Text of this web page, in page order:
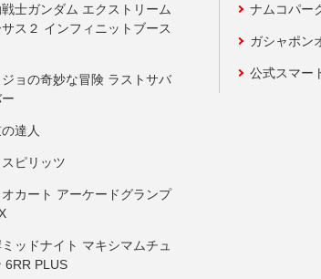
士ガンダム エクストリーム
ス２ インフィニットブース
ョの奇妙な冒険 ラストサバ
達人
ピリッツ
カート アーケードグランプ
ッドナイト マキシマムチュ
6RR PLUS
ナムコパー
ガシャポン
公式スマー